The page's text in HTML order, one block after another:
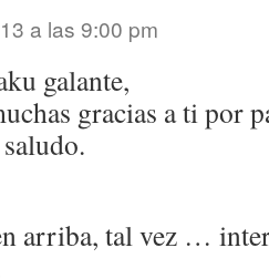
a las 9:00 pm
galante,
gracias a ti por
arriba, tal vez …